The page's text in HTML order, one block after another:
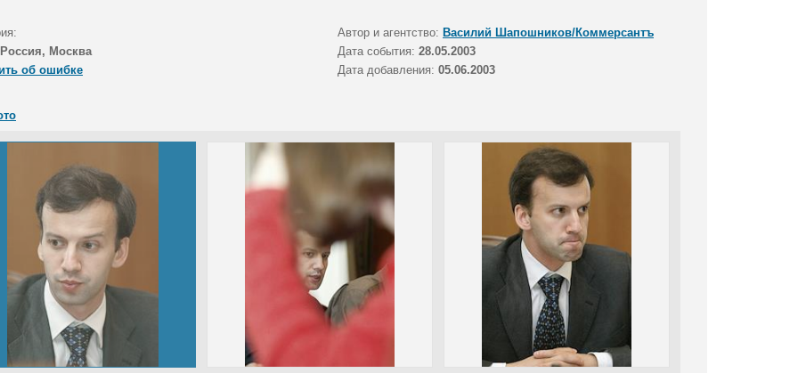
Автор и агентство: Василий Шапошников/Коммерсантъ
Россия, Москва Дата события: 28.05.2003
об ошибке
Дата добавления: 05.06.2003